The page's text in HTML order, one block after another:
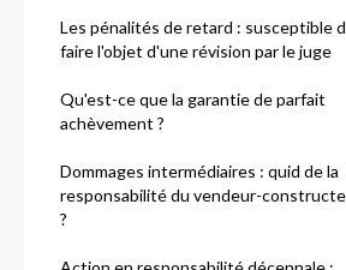
Les pénalités de retard : susceptible
faire l'objet d'une révision par le juge
Qu'est-ce que la garantie de parfait
achèvement ?
Dommages intermédiaires : quid de la
responsabilité du vendeur-
?